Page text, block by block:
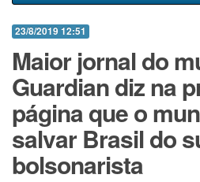
23/8/2019 12:51
Maior jornal do
Guardian diz na
página que o
salvar Brasil do
bolsonarista